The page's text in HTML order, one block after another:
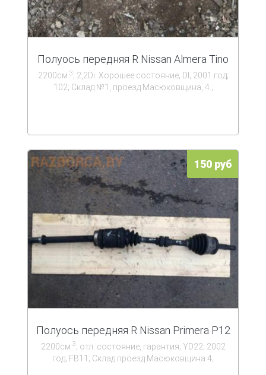
Полуось передняя R Nissan Almera Tino
2200см 3; 2,2Di. Хорошее состояние; DI; 2001 год;
102; Склад №1, проезд Масюковщина, 4.;
150 руб
Полуось передняя R Nissan Primera P12
2200см 3; отл. состояние, гарантия; YD22; 2002
год; FB11; Склад проезд Масюковщина 4;